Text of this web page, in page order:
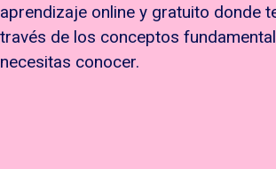
aprendizaje online y gratuito donde
través de los conceptos
necesitas conocer.